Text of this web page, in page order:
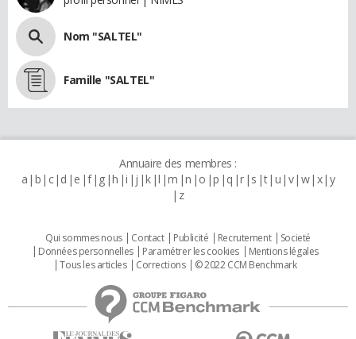
Nom "SALTEL"
Famille "SALTEL"
Annuaire des membres :
a b c d e f g h i j k l m n o p q r s t u v w x y
z
Qui sommes nous Contact Publicité Recrutement
Societé
Données personnelles
Paramétrer les cookies
Mentions légales
Tous les articles
Corrections © 2022 CCM Benchmark